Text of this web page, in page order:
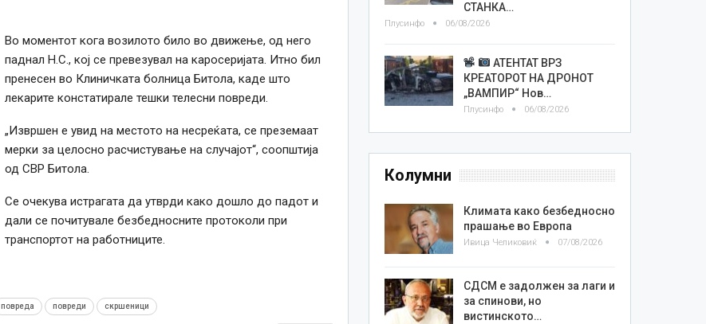
Во моментот кога возилото било во движење, од него
паднал Н.С., кој се превезувал на каросеријата. Итно бил
пренесен во Клиничката болница Битола, каде што
лекарите констатирале тешки телесни повреди.
„Извршен е увид на местото на несреќата, се преземаат
мерки за целосно расчистување на случајот“, соопштија
од СВР Битола.
Се очекува истрагата да утврди како дошло до падот и
дали се почитувале безбедносните протоколи при
транспортот на работниците.
повреда повреди скршеници
СТАНКА…
Плусинфо 06/08/2026
АТЕНТАТ ВРЗ
КРЕАТОРОТ НА ДРОНОТ
„ВАМПИР“ Нов…
Плусинфо 06/08/2026
Колумни
Климата како безбедносно
прашање во Европа
Ивица Челиковиќ 07/08/2026
СДСМ е задолжен за лаги и
за спинови, но
вистинското…